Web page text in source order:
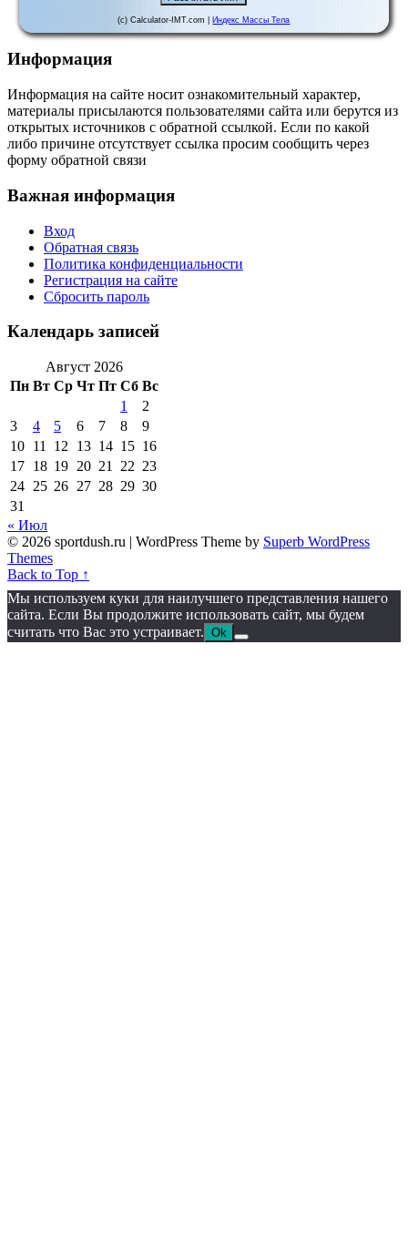
(c) Calculator-IMT.com | Индекс Массы Тела
Информация
Информация на сайте носит ознакомительный характер,
материалы присылаются пользователями сайта или берутся из
открытых источников с обратной ссылкой. Если по какой
либо причине отсутствует ссылка просим сообщить через
форму обратной связи
Важная информация
Вход
Обратная связь
Политика конфиденциальности
Регистрация на сайте
Сбросить пароль
Календарь записей
Август 2026
Пн Вт Ср Чт Пт Сб Вс
1
2
3
4 5 6 7 8
9
10 11 12 13 14 15 16
17 18 19 20 21 22 23
24 25 26 27 28 29 30
31
« Июл
© 2026 sportdush.ru | WordPress Theme by Superb WordPress
Themes
Back to Top ↑
Мы используем куки для наилучшего представления нашего
сайта. Если Вы продолжите использовать сайт, мы будем
считать что Вас это устраивает. Ok